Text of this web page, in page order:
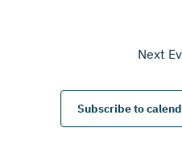
Next
Subscribe to